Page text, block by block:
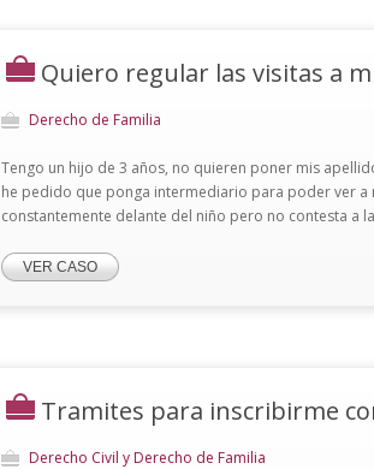
Quiero regular las visitas a
Derecho de Familia
Tengo un hijo de 3 años, no quieren poner mis
he pedido que ponga intermediario para poder ver a
constantemente delante del niño pero no contesta a
VER CASO
Tramites para inscribirme
Derecho Civil y Derecho de Familia